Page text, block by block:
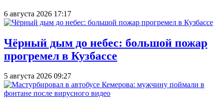
6 августа 2026 17:17
Чёрный дым до небес: большой пожар
прогремел в Кузбассе
5 августа 2026 09:27